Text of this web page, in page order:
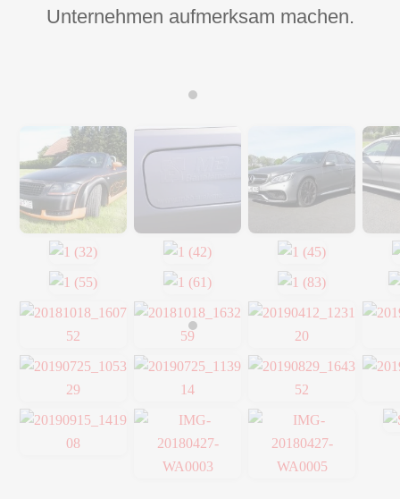
Unternehmen aufmerksam machen.